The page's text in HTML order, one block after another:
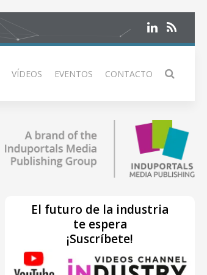
VÍDEOS EVENTOS CONTACTO
El futuro de la industria
te espera
¡Suscríbete!